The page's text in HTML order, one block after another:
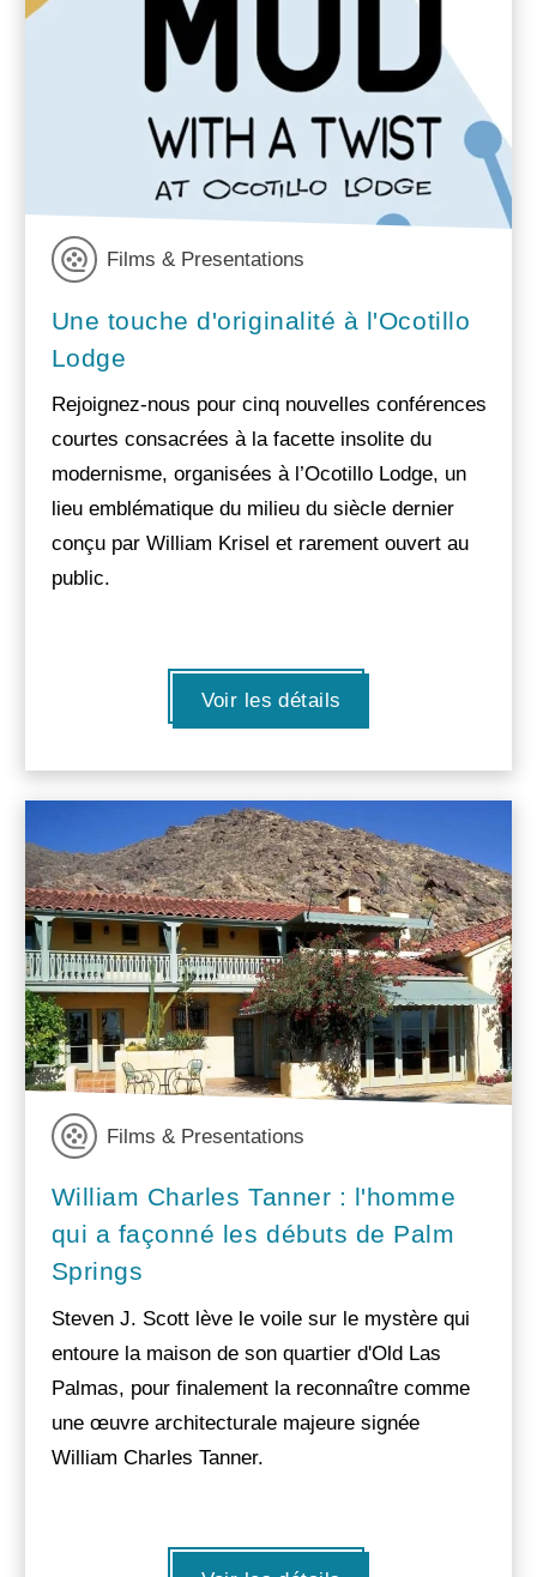
Films & Presentations
Une touche d'originalité à l'Ocotillo
Lodge
Rejoignez-nous pour cinq nouvelles conférences
courtes consacrées à la facette insolite du
modernisme, organisées à l’Ocotillo Lodge, un
lieu emblématique du milieu du siècle dernier
conçu par William Krisel et rarement ouvert au
public.
Voir les détails
Films & Presentations
William Charles Tanner : l'homme
qui a façonné les débuts de Palm
Springs
Steven J. Scott lève le voile sur le mystère qui
entoure la maison de son quartier d'Old Las
Palmas, pour finalement la reconnaître comme
une œuvre architecturale majeure signée
William Charles Tanner.